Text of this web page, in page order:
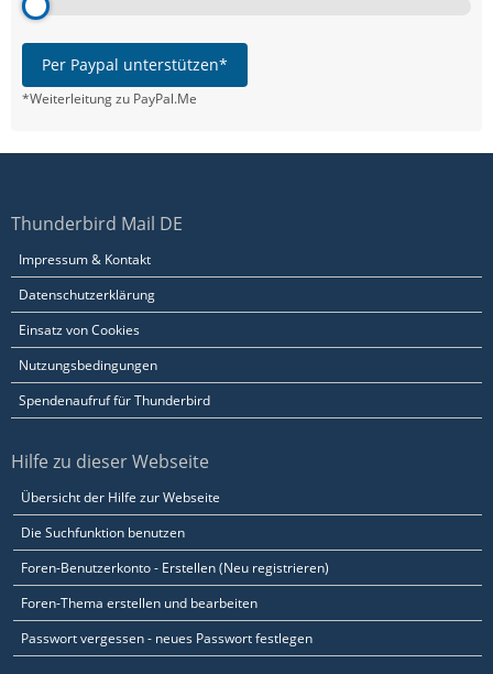
Per Paypal unterstützen*
*Weiterleitung zu PayPal.Me
Thunderbird Mail DE
Impressum & Kontakt
Datenschutzerklärung
Einsatz von Cookies
Nutzungsbedingungen
Spendenaufruf für Thunderbird
Hilfe zu dieser Webseite
Übersicht der Hilfe zur Webseite
Die Suchfunktion benutzen
Foren-Benutzerkonto - Erstellen (Neu registrieren)
Foren-Thema erstellen und bearbeiten
Passwort vergessen - neues Passwort festlegen